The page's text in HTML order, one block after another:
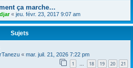
ça marche…
« jeu. févr. 23, 2017 9:07 am
Sujets
« mar. juil. 21, 2026 7:22 pm
1 … 18 19 20 21